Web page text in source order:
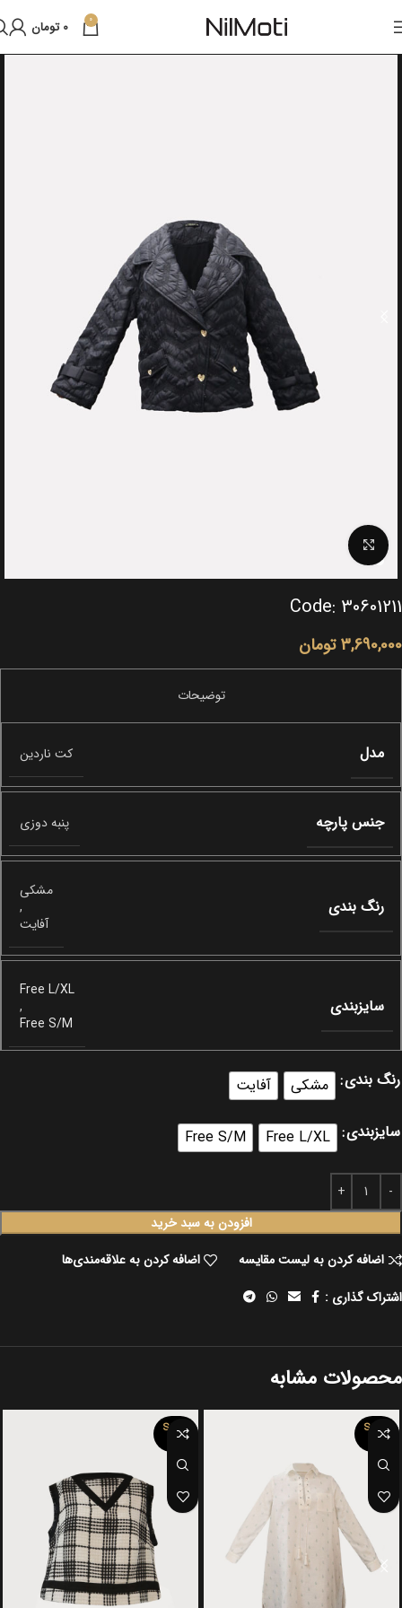
0
0 تومان
Click to enlarge
Code: 30601211
3,690,000 تومان
مدل کت ناردین
جنس پارچه پنبه دوزی
رنگ بندی
مشکی
,
آفایت
سایزبندی
Free L/XL
,
Free S/M
رنگ بندی مشکی آفایت
سایزبندی Free L/XL
Free S/M
افزودن به سبد خرید
اضافه کردن به لیست مقایسه
اضافه کردن به علاقه‌مندی‌ها
اشتراک گذاری :
محصولات مشابه
SOLD
OUT
SOLD
OUT